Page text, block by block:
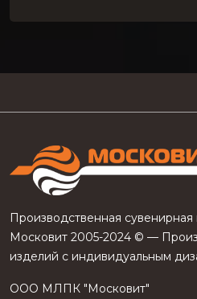
Производственная сувенирная
Московит 2005-2024 © —
изделий с индивидуальным
ООО МЛПК "Московит"